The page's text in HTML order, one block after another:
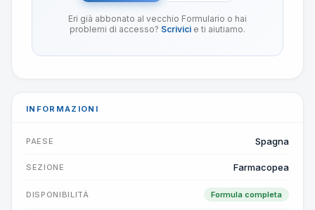
Eri già abbonato al vecchio Formulario o hai
problemi di accesso? Scrivici e ti aiutiamo.
INFORMAZIONI
PAESE Spagna
SEZIONE Farmacopea
DISPONIBILITÀ Formula completa